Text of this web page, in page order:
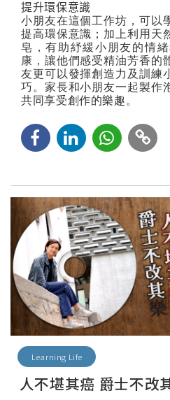
提升環保意識
小朋友在這個工作坊，可以
提高環保意識；加上利用天
皂，有助紓緩小朋友的情
康，讓他們感受精油芳香的
友更可以發揮創造力及訓練
巧。家長和小朋友一起製作
共同享受創作的樂趣。
Learning Life
人不堪其癌 爵士不改